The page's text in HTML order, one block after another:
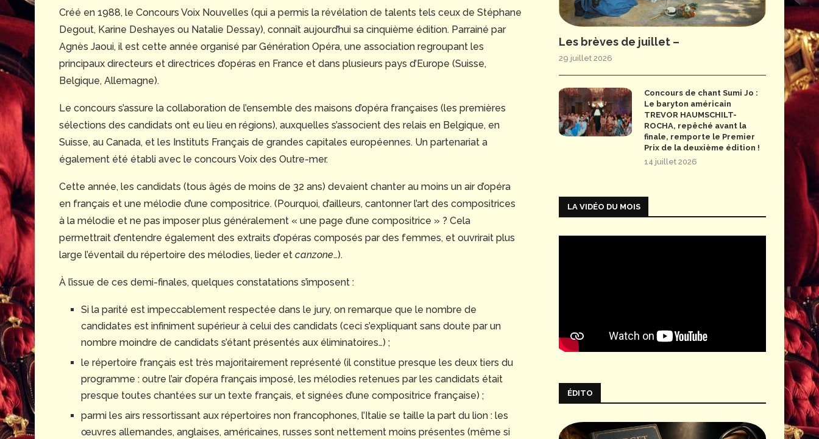
Créé en 1988, le Concours Voix Nouvelles (qui a permis la révélation de talents tels ceux de Stéphane
Degout, Karine Deshayes ou Natalie Dessay), connaît aujourd’hui sa cinquième édition. Parrainé par
Agnès Jaoui, il est cette année organisé par Génération Opéra, une association regroupant les
principaux directeurs et directrices d’opéras en France et dans plusieurs pays d’Europe (Suisse,
Belgique, Allemagne).
Le concours s’assure la collaboration de l’ensemble des maisons d’opéra françaises (les premières
sélections des candidats ont eu lieu en régions), auxquelles s’associent des relais en Belgique, en
Suisse, au Canada, et les Instituts Français de grandes capitales européennes. Un partenariat a
également été établi avec le concours Voix des Outre-mer.
Cette année, les candidats (tous âgés de moins de 32 ans) devaient chanter au moins un air d’opéra
en français et une mélodie d’une compositrice. (Pourquoi, d’ailleurs, cantonner l’art des compositrices
à la mélodie et ne pas imposer plus généralement « une page d’une compositrice » ? Cela
permettrait d’entendre également des extraits d’opéras composés par des femmes, et ouvrirait plus
large l’éventail du répertoire des mélodies, lieder et canzone…).
À l’issue de ces demi-finales, quelques constatations s’imposent :
Si la parité est impeccablement respectée dans le jury, on remarque que le nombre de
candidates est infiniment supérieur à celui des candidats (ceci s’expliquant sans doute par un
nombre moindre de candidats s’étant présentés aux éliminatoires…) ;
le répertoire français est très majoritairement représenté (il constitue presque les deux tiers du
programme : outre l’air d’opéra français imposé, les mélodies retenues par les candidats était
presque toutes chantées sur un texte français, et signées d’une compositrice française) ;
parmi les airs ressortissant aux répertoires non francophones, l’Italie se taille la part du lion : les
œuvres allemandes, anglaises, américaines, russes sont nettement moins présentes (même si
Les brèves de juillet –
29 juillet 2026
Concours de chant Sumi Jo :
Le baryton américain
TREVOR HAUMSCHILT-
ROCHA, repêché avant la
finale, remporte le Premier
Prix de la deuxième édition !
14 juillet 2026
LA VIDÉO DU MOIS
ÉDITO